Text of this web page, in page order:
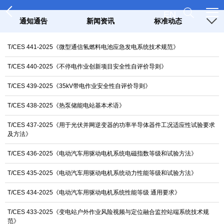
通知通告 新闻资讯 标准动态
T/CES 441-2025《微型通信氢燃料电池应急发电系统技术规范》
T/CES 440-2025《不停电作业创新项目安全性自评价导则》
T/CES 439-2025《35kV带电作业安全性自评价导则》
T/CES 438-2025《热泵储能电站基本术语》
T/CES 437-2025《用于光伏并网逆变器的功率半导体器件工况适应性试验要求
及方法》
T/CES 436-2025《电动汽车用驱动电机系统电磁指数等级和试验方法》
T/CES 435-2025《电动汽车用驱动电机系统动力性能等级和试验方法》
T/CES 434-2025《电动汽车用驱动电机系统性能等级 通用要求》
T/CES 433-2025《变电站户外作业风险视频与定位融合监控站端系统技术规
范》